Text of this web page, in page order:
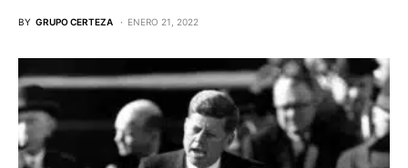
BY GRUPO CERTEZA ENERO 21, 2022